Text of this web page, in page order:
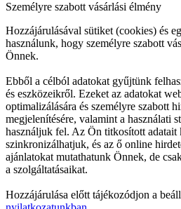
Személyre szabott vásárlási élmény
Hozzájárulásával sütiket (cookies) és
használunk, hogy személyre szabott
Önnek.
Ebből a célból adatokat gyűjtünk
és eszközeikről. Ezeket az adatokat
optimalizálására és személyre szabott
megjelenítésére, valamint a használati
használjuk fel. Az Ön titkosított adatait
szinkronizálhatjuk, és az ő online
ajánlatokat mutathatunk Önnek, de
a szolgáltatásaikat.
Hozzájárulása előtt tájékozódjon a